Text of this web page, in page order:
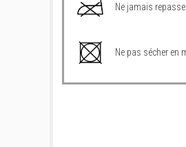
Ne jamais
Ne pas sécher en